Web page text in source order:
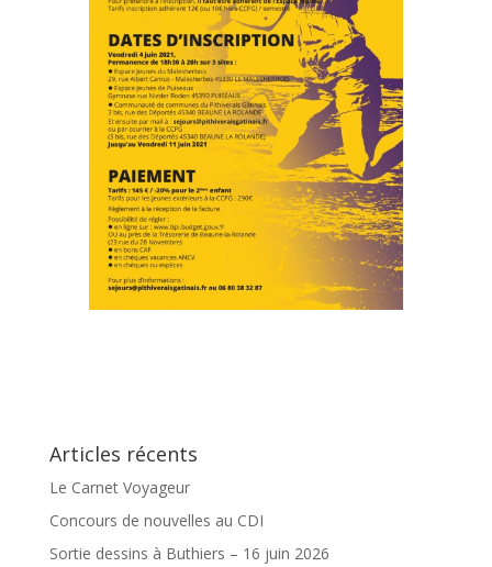
Articles récents
Le Carnet Voyageur
Concours de nouvelles au CDI
Sortie dessins à Buthiers – 16 juin 2026